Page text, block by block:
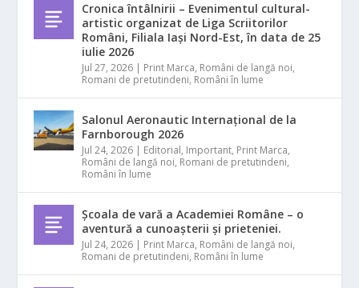
Cronica întâlnirii – Evenimentul cultural-
artistic organizat de Liga Scriitorilor
Români, Filiala Iași Nord-Est, în data de 25
iulie 2026
Jul 27, 2026 | Print Marca, Români de langă noi,
Romani de pretutindeni, Români în lume
Salonul Aeronautic Internațional de la
Farnborough 2026
Jul 24, 2026 | Editorial, Important, Print Marca,
Români de langă noi, Romani de pretutindeni,
Români în lume
Școala de vară a Academiei Române – o
aventură a cunoașterii și prieteniei.
Jul 24, 2026 | Print Marca, Români de langă noi,
Romani de pretutindeni, Români în lume